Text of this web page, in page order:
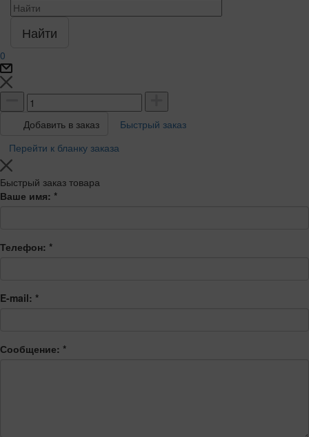
Найти
0
Добавить в заказ
Быстрый заказ
Перейти к бланку заказа
Быстрый заказ товара
Ваше имя: *
Телефон: *
E-mail: *
Сообщение: *